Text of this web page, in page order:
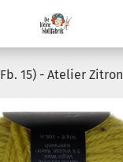
15) - Atelier Zitron